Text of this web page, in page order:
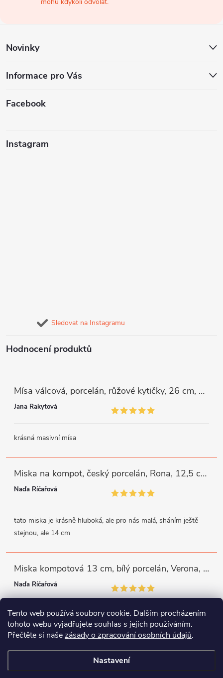
Tento web používá soubory cookie. Dalším procházením
tohoto webu vyjadřujete souhlas s jejich používáním.
Přečtěte si našezásady o zpracování osobních údajů.
Nastavení
í
mohu kdykoli odvolat.
Novinky
Informace pro Vás
Facebook
Instagram
Sledovat na Instagramu
Hodnocení produktů
Mísa válcová, porcelán, růžové kytičky, 26 cm, G. Benedikt
Jana Rakytová
krásná masivní mísa
Miska na kompot, český porcelán, Rona, 12,5 cm, bílý, G. Benedikt
Naďa Říčařová
tato miska je krásně hluboká, ale pro nás malá, sháním ještě
stejnou, ale 14 cm
Miska kompotová 13 cm, bílý porcelán, Verona, G. Benedikt
Naďa Říčařová
miska je trochu mělká, ale využiji